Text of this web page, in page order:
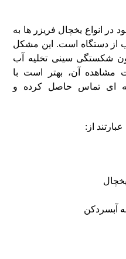
در انواع یخچال فریزر ها به‌
از دستگاه است. این مشکل
شکستگی سینی تخلیه آب
مشاهده آن، بهتر است با
ای تماس حاصل کرده و
از:
آبسردکن